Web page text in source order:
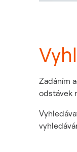
Zadáním
odstávek